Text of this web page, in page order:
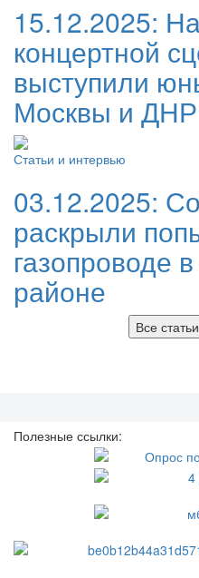
15.12.2025:
концертной
выступили
Москвы и ДНР
Статьи и интервью
03.12.2025:
раскрыли
газопроводе
районе
Все
Полезные ссылки: